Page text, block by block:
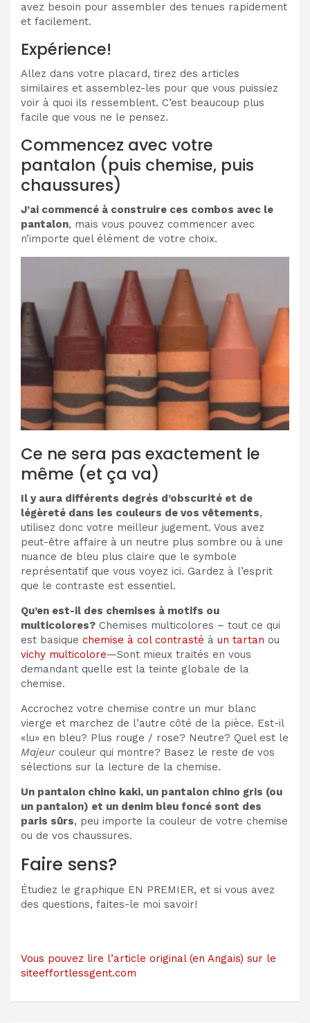
avez besoin pour assembler des tenues rapidement
et facilement.
Expérience!
Allez dans votre placard, tirez des articles
similaires et assemblez-les pour que vous puissiez
voir à quoi ils ressemblent. C’est beaucoup plus
facile que vous ne le pensez.
Commencez avec votre
pantalon (puis chemise, puis
chaussures)
J’ai commencé à construire ces combos avec le
pantalon, mais vous pouvez commencer avec
n’importe quel élément de votre choix.
Ce ne sera pas exactement le
même (et ça va)
Il y aura différents degrés d’obscurité et de
légèreté dans les couleurs de vos vêtements,
utilisez donc votre meilleur jugement. Vous avez
peut-être affaire à un neutre plus sombre ou à une
nuance de bleu plus claire que le symbole
représentatif que vous voyez ici. Gardez à l’esprit
que le contraste est essentiel.
Qu’en est-il des chemises à motifs ou
multicolores? Chemises multicolores – tout ce qui
est basique chemise à col contrasté à un tartan ou
vichy multicolore—Sont mieux traités en vous
demandant quelle est la teinte globale de la
chemise.
Accrochez votre chemise contre un mur blanc
vierge et marchez de l’autre côté de la pièce. Est-il
«lu» en bleu? Plus rouge / rose? Neutre? Quel est le
Majeur couleur qui montre? Basez le reste de vos
sélections sur la lecture de la chemise.
Un pantalon chino kaki, un pantalon chino gris (ou
un pantalon) et un denim bleu foncé sont des
paris sûrs, peu importe la couleur de votre chemise
ou de vos chaussures.
Faire sens?
Étudiez le graphique EN PREMIER, et si vous avez
des questions, faites-le moi savoir!
Vous pouvez lire l’article original (en Angais) sur le
siteeffortlessgent.com